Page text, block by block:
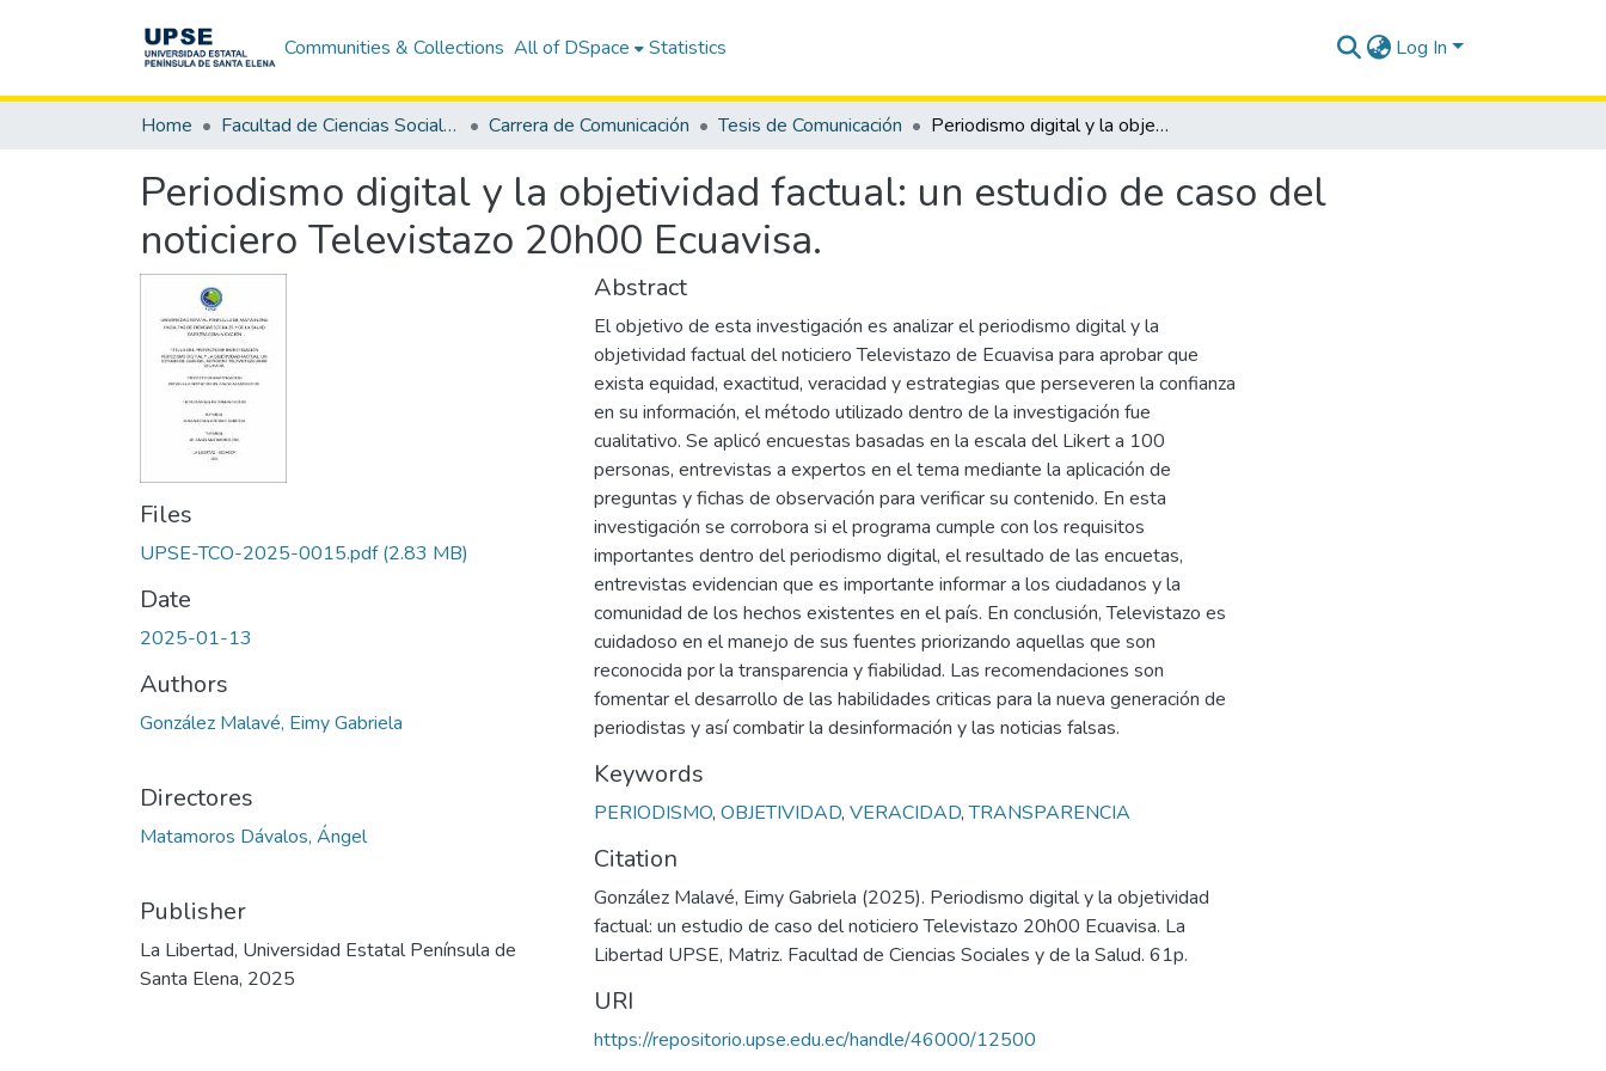
Communities & Collections All of DSpace Statistics Log In
Home Facultad de Ciencias Sociales y de la Salud Carrera de Comunicación Tesis de Comunicación Periodismo digital y la objetividad factual: un estudio de caso del noticiero Televistazo 20h00 Ecuavisa.
Periodismo digital y la objetividad factual: un estudio de caso del
noticiero Televistazo 20h00 Ecuavisa.
Files
UPSE-TCO-2025-0015.pdf(2.83 MB)
Date
2025-01-13
Authors
González Malavé, Eimy Gabriela
Directores
Matamoros Dávalos, Ángel
Publisher
La Libertad, Universidad Estatal Península de
Santa Elena, 2025
Abstract
El objetivo de esta investigación es analizar el periodismo digital y la
objetividad factual del noticiero Televistazo de Ecuavisa para aprobar que
exista equidad, exactitud, veracidad y estrategias que perseveren la confianza
en su información, el método utilizado dentro de la investigación fue
cualitativo. Se aplicó encuestas basadas en la escala del Likert a 100
personas, entrevistas a expertos en el tema mediante la aplicación de
preguntas y fichas de observación para verificar su contenido. En esta
investigación se corrobora si el programa cumple con los requisitos
importantes dentro del periodismo digital, el resultado de las encuetas,
entrevistas evidencian que es importante informar a los ciudadanos y la
comunidad de los hechos existentes en el país. En conclusión, Televistazo es
cuidadoso en el manejo de sus fuentes priorizando aquellas que son
reconocida por la transparencia y fiabilidad. Las recomendaciones son
fomentar el desarrollo de las habilidades criticas para la nueva generación de
periodistas y así combatir la desinformación y las noticias falsas.
Keywords
PERIODISMO, OBJETIVIDAD, VERACIDAD,TRANSPARENCIA
Citation
González Malavé, Eimy Gabriela (2025). Periodismo digital y la objetividad
factual: un estudio de caso del noticiero Televistazo 20h00 Ecuavisa. La
Libertad UPSE, Matriz. Facultad de Ciencias Sociales y de la Salud. 61p.
URI
https://repositorio.upse.edu.ec/handle/46000/12500